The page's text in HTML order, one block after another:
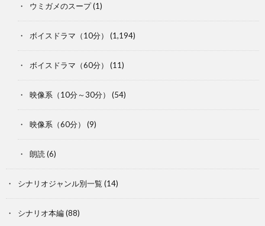
ウミガメのスープ(1)
ボイスドラマ（10分） (1,194)
ボイスドラマ（60分） (11)
映像系（10分～30分） (54)
映像系（60分） (9)
朗読 (6)
シナリオジャンル別一覧 (14)
シナリオ本編(88)